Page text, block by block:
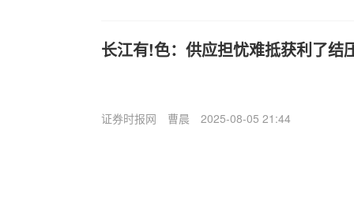
长江有!色：供应担忧难抵获利了结
证券时报网 曹晨 2025-08-05 21:44